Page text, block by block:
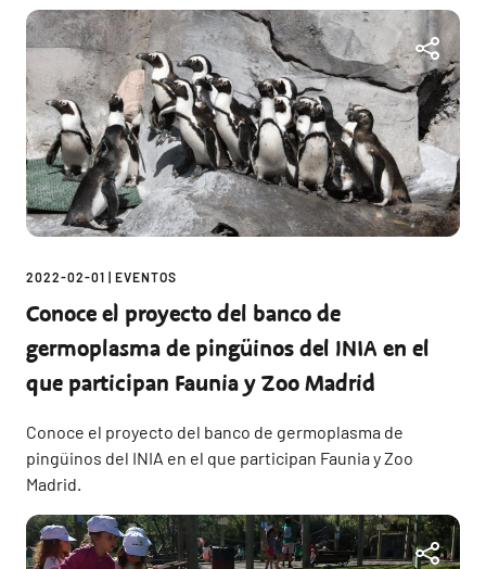
2022-02-01 | EVENTOS
Conoce el proyecto del banco de
germoplasma de pingüinos del INIA en el
que participan Faunia y Zoo Madrid
Conoce el proyecto del banco de germoplasma de
pingüinos del INIA en el que participan Faunia y Zoo
Madrid.